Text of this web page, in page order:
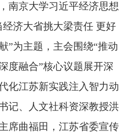
南京大学习近平经济思想
经济大省挑大梁责任 更好
”为主题，主会围绕“推动
度融合”核心议题展开深
化江苏新实践注入智力动
记、人文社科资深教授洪
席曲福田，江苏省委宣传